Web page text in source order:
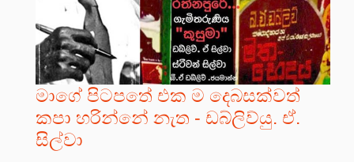
මාගේ පිටපතේ එක ම දෙබසක්වත්
කපා හරින්නේ නැත - ඩබ්ලිව්යු. ඒ.
සිල්වා